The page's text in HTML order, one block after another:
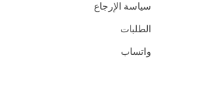
سياسة الإرجاع
الطلبات
واتساب